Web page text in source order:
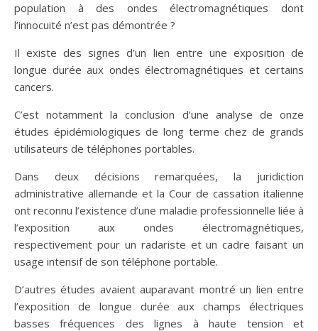
population à des ondes électromagnétiques dont
l’innocuité n’est pas démontrée ?
Il existe des signes d’un lien entre une exposition de
longue durée aux ondes électromagnétiques et certains
cancers.
C’est notamment la conclusion d’une analyse de onze
études épidémiologiques de long terme chez de grands
utilisateurs de téléphones portables.
Dans deux décisions remarquées, la juridiction
administrative allemande et la Cour de cassation italienne
ont reconnu l’existence d’une maladie professionnelle liée à
l’exposition aux ondes électromagnétiques,
respectivement pour un radariste et un cadre faisant un
usage intensif de son téléphone portable.
D’autres études avaient auparavant montré un lien entre
l’exposition de longue durée aux champs électriques
basses fréquences des lignes à haute tension et